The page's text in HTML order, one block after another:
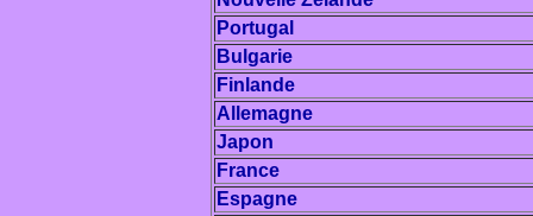
Portugal
Bulgarie
Finlande
Allemagne
Japon
France
Espagne